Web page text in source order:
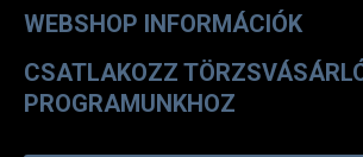
WEBSHOP INFORMÁCIÓK
CSATLAKOZZ
PROGRAMUNKHOZ